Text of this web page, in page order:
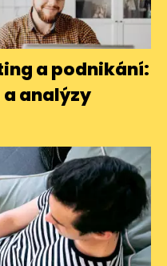
a podnikání:
a analýzy